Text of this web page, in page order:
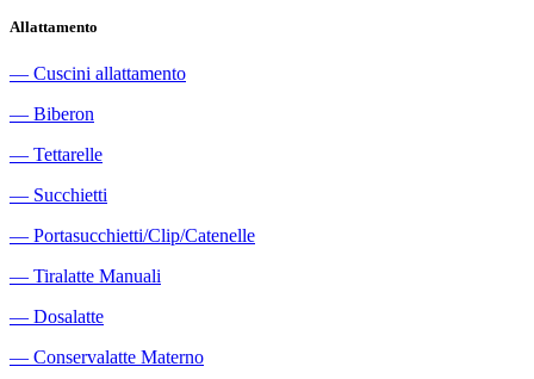
Allattamento
― Cuscini allattamento
― Biberon
― Tettarelle
― Succhietti
― Portasucchietti/Clip/Catenelle
― Tiralatte Manuali
― Dosalatte
― Conservalatte Materno